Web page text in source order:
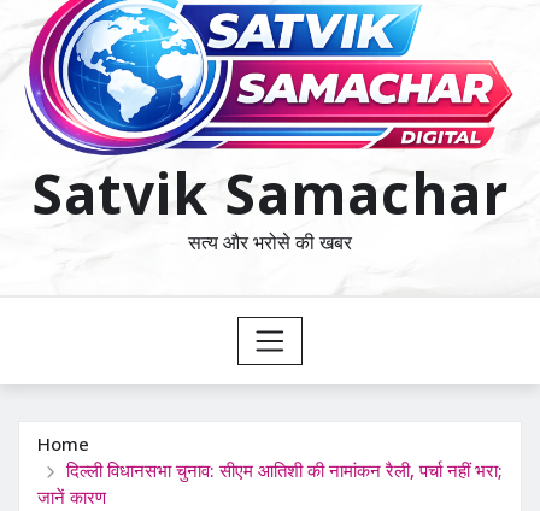
Satvik Samachar
सत्य और भरोसे की खबर
Home
दिल्ली विधानसभा चुनाव: सीएम आतिशी की नामांकन रैली, पर्चा नहीं भरा;
जानें कारण